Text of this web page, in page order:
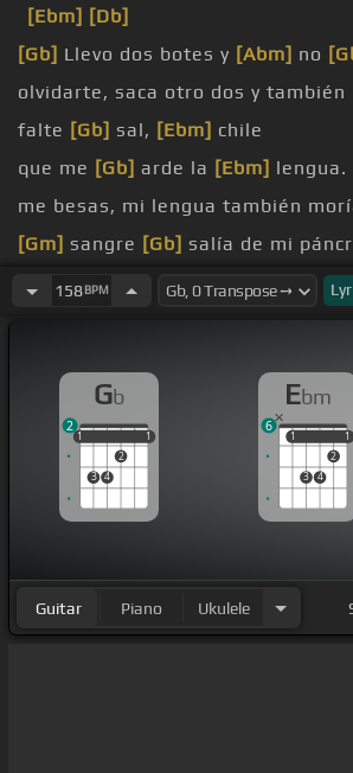
[Ebm] [Db]
[Gb] Llevo dos botes y [Abm] no
olvidarte, saca otro dos y también
falte [Gb] sal, [Ebm] chile
que me [Gb] arde la [Ebm] lengua.
me besas, mi lengua también
[Gm] sangre [Gb] salía de mi
Cuando mi alma sacaste de
[Ebm]
hacía caminar la noche y vía
botes, las[Ab] memorias[Gm]
pegan más fuerte, el dolor
tengo que ser valiente.
158BPM
Gb
1
3 4
2
1
1 1
2
Ebm
1
3 4
2
1
1 1
6
Guitar Piano Ukulele